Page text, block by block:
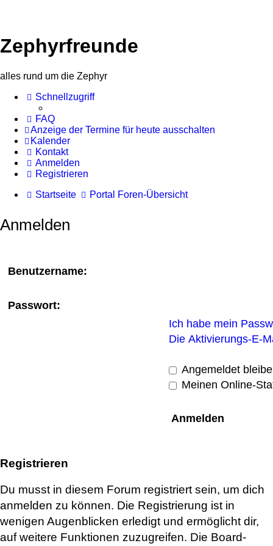
Zephyrfreunde
alles rund um die Zephyr
Schnellzugriff
FAQ
Anzeige der Termine für heute ausschalten
Kalender
Kontakt
Anmelden
Registrieren
Startseite
Portal Foren-Übersicht
Anmelden
Benutzername:
Passwort:
Ich habe mein
Die Aktivierungs-E-
Angemeldet
Meinen Online-
Registrieren
Du musst in diesem Forum registriert sein, um dich
anmelden zu können. Die Registrierung ist in
wenigen Augenblicken erledigt und ermöglicht dir,
auf weitere Funktionen zuzugreifen. Die Board-